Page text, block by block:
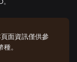
面資訊僅供參
種。